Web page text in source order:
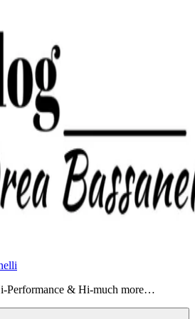
Performance & Hi-much more…